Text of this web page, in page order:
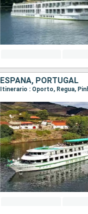
ESPAÑA, PORTUGAL
Itinerario : Oporto, Regua,